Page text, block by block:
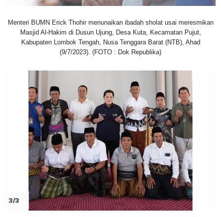
Menteri BUMN Erick Thohir menunaikan ibadah sholat usai meresmikan
Masjid Al-Hakim di Dusun Ujung, Desa Kuta, Kecamatan Pujut,
Kabupaten Lombok Tengah, Nusa Tenggara Barat (NTB), Ahad
(9/7/2023). (FOTO : Dok Republika)
3/3